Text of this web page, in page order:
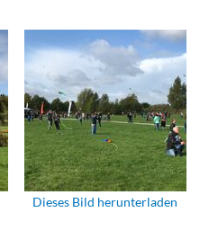
Dieses Bild herunterladen